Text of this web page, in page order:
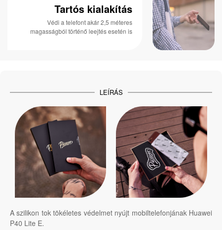
Tartós kialakítás
Védi a telefont akár 2,5 méteres
magasságból történő leejtés esetén is
LEÍRÁS
A szilikon tok tökéletes védelmet nyújt mobiltelefonjának Huawei
P40 Lite E.